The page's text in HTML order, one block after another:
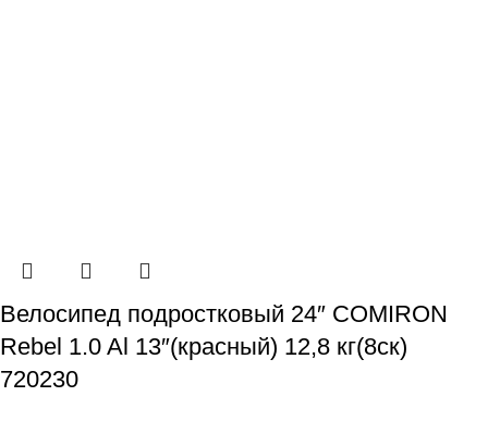
Велосипед подростковый 24″ COMIRON
Rebel 1.0 Al 13″(красный) 12,8 кг(8ск)
720230